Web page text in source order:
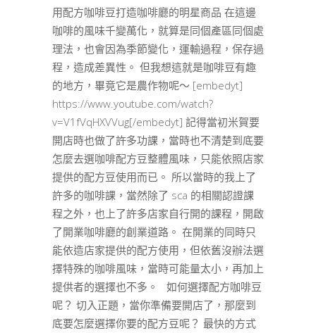
用配方咖啡豆打造咖啡廳的明星商品 在這邊
咖啡的風味千變萬化，就算是同個產區同個處
理法，也會因為季節變化，運輸過程，保存過
程，造成差異性。 但我想這就是咖啡豆有趣
的地方，畢竟它是農作物呢～ [embedyt]
https://www.youtube.com/watch?
v=V1fVqHXVVug[/embedyt] 記得當初米賀要
開店時也做了許多功課，當時也不清楚到底要
怎麼去選咖啡配方豆整體風味，只能依照店家
提供的配方豆使用而已。 所以當時的我上了
許多的咖啡課，當然除了 sca 的相關認證課
程之外，也上了許多店家自行開的課程，開啟
了開業咖啡廳的創業道路。 在開業的同時只
能依造店家提供的配方使用，但依舊沒辦法選
擇特殊的咖啡風味，當時可能量太小，再加上
提供者的選擇也不多。 如何選擇配方咖啡豆
呢？ 切入正題，當你準備要開店了，那麼到
底要怎麼選擇你要的配方豆呢？ 最快的方式